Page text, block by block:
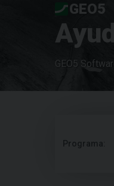
GEO5
GEO5
Programa: